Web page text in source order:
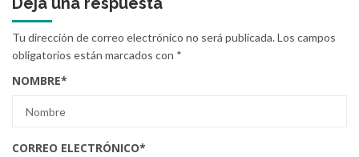
Tu dirección de correo electrónico no será publicada.Los campos
obligatorios están marcados con *
NOMBRE*
CORREO ELECTRÓNICO*